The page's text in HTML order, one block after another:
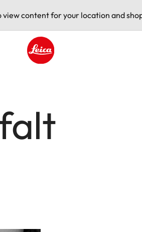
content for your location and